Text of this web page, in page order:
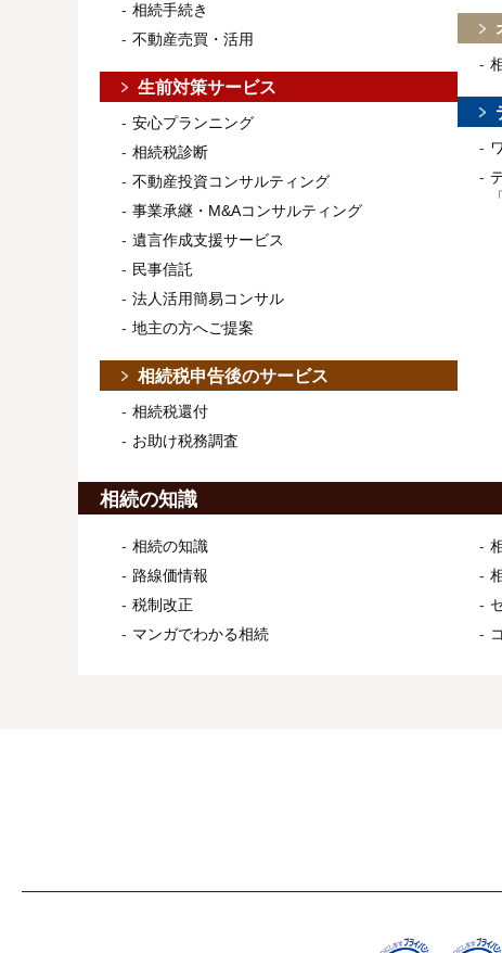
相続手続き
不動産売買・活用
生前対策サービス
安心プランニング
相続税診断
不動産投資コンサルティング
事業承継・M&Aコンサルティング
遺言作成支援サービス
民事信託
法人活用簡易コンサル
地主の方へご提案
相続税申告後のサービス
相続税還付
お助け税務調査
相続の知識
相続の知識
路線価情報
税制改正
マンガでわかる相続